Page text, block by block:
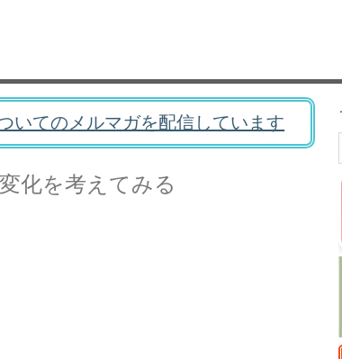
いてのメルマガを配信しています
化を考えてみる